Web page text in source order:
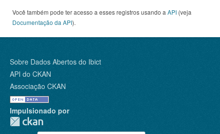
Você também pode ter acesso a esses registros usando a API (veja
Documentação da API).
Sobre Dados Abertos do Ibict
API do CKAN
Associação CKAN
Impulsionado por